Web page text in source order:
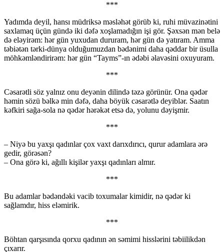
***
Yadımda deyil, hansı müdriksə məsləhət görüb ki, ruhi müvazinətini
saxlamaq üçün gündə iki dəfə xoşlamadığın işi gör. Şəxsən mən belə
də eləyirəm: hər gün yuxudan dururam, hər gün də yatıram. Amma
təbiətən tərki-dünya olduğumuzdan bədənimi daha qəddar bir üsulla
möhkəmləndirirəm: hər gün “Tayms”-ın ədəbi əlavəsini oxuyuram.
***
Cəsarətli söz yalnız onu deyənin dilində təzə görünür. Ona qədər
həmin sözü bəlkə min dəfə, daha böyük cəsarətlə deyiblər. Saatın
kəfkiri sağa-sola nə qədər hərəkət etsə də, yolunu dəyişmir.
***
– Niyə bu yaxşı qadınlar çox vaxt darıxdırıcı, qurur adamlara ərə
gedir, görəsən?
– Ona görə ki, ağıllı kişilər yaxşı qadınları almır.
***
Bu adamlar bədəndəki vacib toxumalar kimidir, nə qədər ki
sağlamdır, hiss eləmirik.
***
Böhtan qarşısında qorxu qadının ən səmimi hisslərini təbiilikdən
çıxarır.